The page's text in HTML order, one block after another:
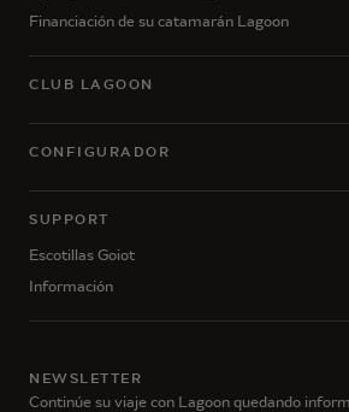
Financiación de su catamarán Lagoon
CLUB LAGOON
CONFIGURADOR
SUPPORT
Escotillas Goiot
Información
NEWSLETTER
Continúe su viaje con Lagoon quedando